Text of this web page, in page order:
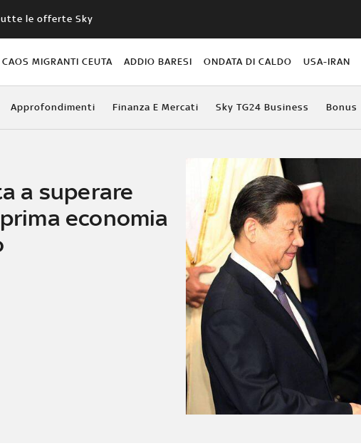
le offerte Sky
CAOS MIGRANTI CEUTA ADDIO BARESI ONDATA DI CALDO USA-IRAN
Approfondimenti Finanza E Mercati Sky TG24 Business Bonus
a superare
economia